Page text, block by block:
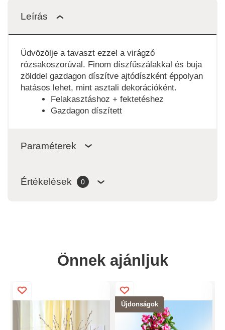
Leírás
Üdvözölje a tavaszt ezzel a virágzó
rózsakoszorúval. Finom díszfűszálakkal és buja
zölddel gazdagon díszítve ajtódíszként éppolyan
hatásos lehet, mint asztali dekorációként.
Felakasztáshoz + fektetéshez
Gazdagon díszített
Paraméterek
Értékelések 0
Önnek ajánljuk
Újdonságok